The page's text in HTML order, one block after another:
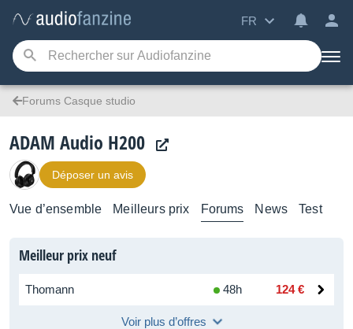
FR
Forums Casque studio
ADAM Audio H200
Déposer un avis
Vue d’ensemble Meilleurs prix Forums News Test
Meilleur prix neuf
Thomann 48h 124 €
Voir plus d’offres